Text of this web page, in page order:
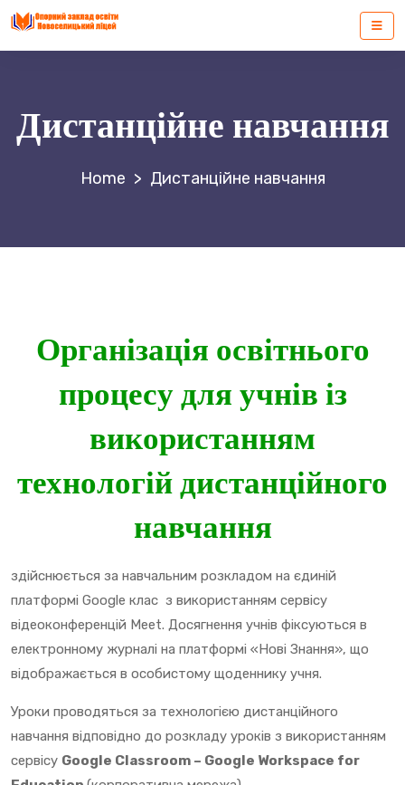
Дистанційне навчання
> Дистанційне навчання
Організація освітнього
процесу для учнів із
використанням
технологій дистанційного
навчання
здійснюється за навчальним розкладом на єдиній
платформі Google клас з використанням сервісу
відеоконференцій Meet. Досягнення учнів фіксуються в
електронному журналі на платформі «Нові Знання», що
відображається в особистому щоденнику учня.
Уроки проводяться за технологією дистанційного
навчання відповідно до розкладу уроків з використанням
сервісу Google Classroom – Google Workspace for